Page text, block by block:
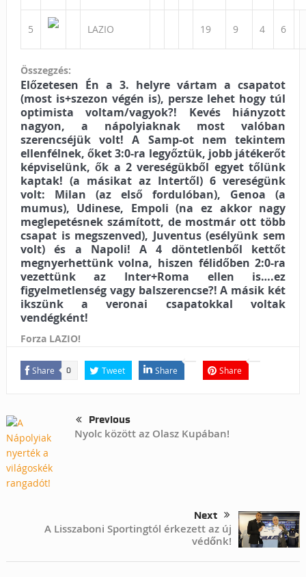
5 LAZIO 19 9 4 6
Összegzés:
Előzetesen Én a 3. helyre vártam a csapatot
(most is+szezon végén is), persze lehet hogy túl
optimista voltam/vagyok?! Kevés hiányzott
nagyon, a nápolyiaknak most valóban
szerencséjük volt! A Samp-ot nem tekintem
ellenfélnek, őket 3:0-ra legyőztük, jobb játékerőt
képviselünk, ők a 2 vereségükből egyet tőlünk
kaptak! (a másikat az Intertől) 6 vereségünk
volt: Milan (az első fordulóban), Genoa (a
mumus), Udinese, Empoli (na ez akkor nagy
meglepetésnek számított, de mostmár ott több
csapat is megszenved), Juventus (esélyünk sem
volt) és a Napoli! A 4 döntetlenből kettőt
megnyerhettünk volna, hiszen félidőben 2:0-ra
vezettünk az Inter+Roma ellen is….ez
figyelmetlenség vagy balszerencse?! A másik két
ikszünk a veronai csapatokkal voltak
vendégként!
Forza LAZIO!
Share 0 Tweet Share Share
Previous
Nyolc között az Olasz Kupában!
Next
A Lisszaboni Sportingtól érkezett az új
védőnk!